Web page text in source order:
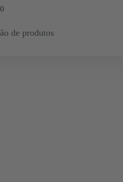
0
de produtos